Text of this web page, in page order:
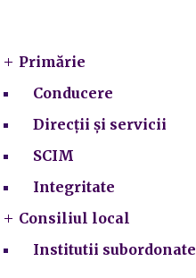
Primărie
Conducere
Direcții și servicii
SCIM
Integritate
Consiliul local
Institutii subordonate